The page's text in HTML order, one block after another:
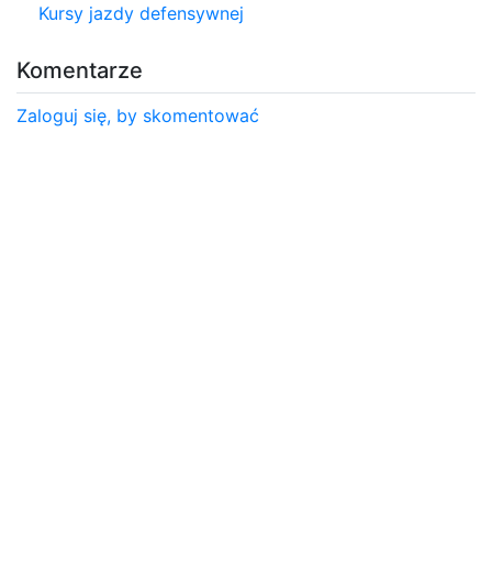
Kursy jazdy defensywnej
Komentarze
Zaloguj się, by skomentować